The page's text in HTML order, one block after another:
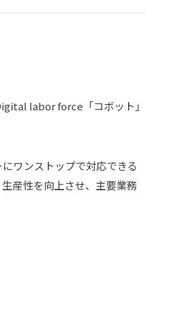
labor force「コボット」
ワンストップで対応できる
産性を向上させ、主要業務